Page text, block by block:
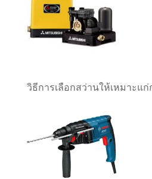
วิธีการเลือกสว่านให้เหมาะแก่